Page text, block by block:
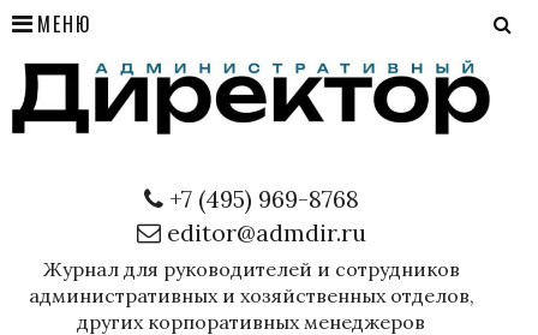
МЕНЮ
+7 (495) 969-8768
editor@admdir.ru
Журнал для руководителей и сотрудников
административных и хозяйственных отделов,
других корпоративных менеджеров